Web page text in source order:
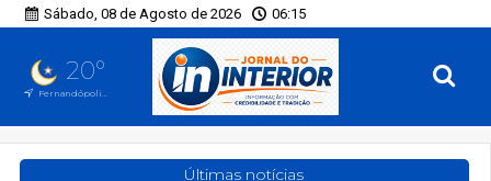
Sábado, 08 de Agosto de 2026 06:15
20°
Fernandópolis, SP
Últimas notícias